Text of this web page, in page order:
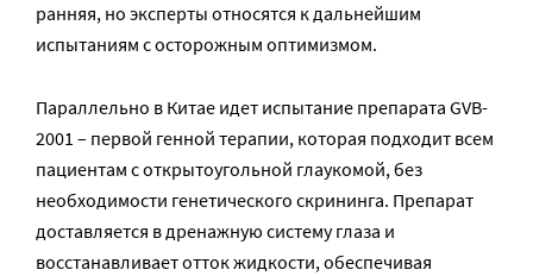
ранняя, но эксперты относятся к дальнейшим
испытаниям с осторожным оптимизмом.
Параллельно в Китае идет испытание препарата GVB-
2001 – первой генной терапии, которая подходит всем
пациентам с открытоугольной глаукомой, без
необходимости генетического скрининга. Препарат
доставляется в дренажную систему глаза и
восстанавливает отток жидкости, обеспечивая